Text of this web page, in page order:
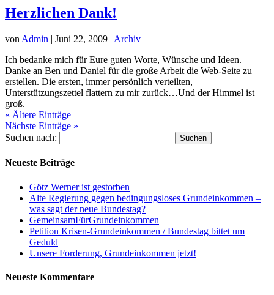
Herzlichen Dank!
von Admin | Juni 22, 2009 | Archiv
Ich bedanke mich für Eure guten Worte, Wünsche und Ideen.
Danke an Ben und Daniel für die große Arbeit die Web-Seite zu
erstellen. Die ersten, immer persönlich verteilten,
Unterstützungszettel flattern zu mir zurück…Und der Himmel ist
groß.
« Ältere Einträge
Nächste Einträge »
Suchen nach:
Neueste Beiträge
Götz Werner ist gestorben
Alte Regierung gegen bedingungsloses Grundeinkommen –
was sagt der neue Bundestag?
GemeinsamFürGrundeinkommen
Petition Krisen-Grundeinkommen / Bundestag bittet um
Geduld
Unsere Forderung, Grundeinkommen jetzt!
Neueste Kommentare